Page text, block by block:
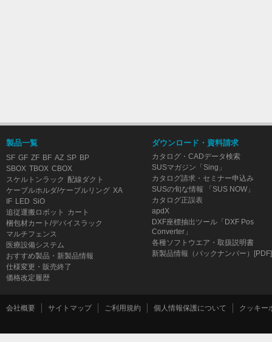
製品一覧
SF GF ZF BF AZ SP BP
SBOX TBOX CBOX
スケルトンラック 配線ダクト
ケーブルホルダ/ケーブルリング XA
IF LED SiO
追従運搬ロボット
カート
梱包材カート/デバイスラック
マルチフェンス
医療設備システム
おすすめ製品・新製品情報
仕様変更・販売終了
価格改定履歴
ダウンロード・資料請求
カタログ・CADデータ検索
SUSマガジン「Sing」
カタログ請求・セミナー申込み
SUSの旬な情報 「SUS NOW」
カタログ正誤表
apdX
DXF座標抽出ツール「DXF Pos
Converter」
各種ソフトウエア・取扱説明書
新製品情報（バックナンバー）[PDF]
会社概要 サイトマップ ご利用規約 個人情報保護について クッキー